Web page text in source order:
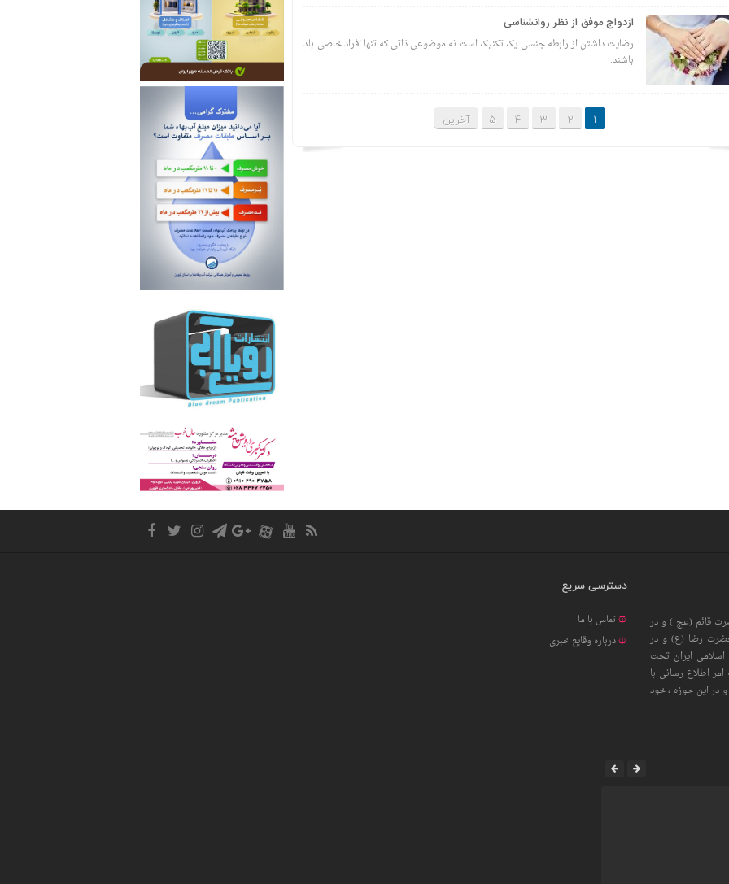
ازدواج موفق از نظر روانشناسی
رضایت داشتن از رابطه جنسی یک تکنیک است نه موضوعی ذاتی که تنها افراد خاصی بلد
باشند.
1
2
3
4
5 آخرین
قائم (عج ) و در
رضا (ع) و در
ایران تحت
اطلاع رسانی با
در این حوزه ، خود
دسترسی سریع
تماس با ما
درباره وقایع خبری